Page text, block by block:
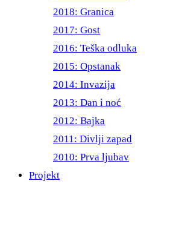
2018: Granica
2017: Gost
2016: Teška odluka
2015: Opstanak
2014: Invazija
2013: Dan i noć
2012: Bajka
2011: Divlji zapad
2010: Prva ljubav
Projekt